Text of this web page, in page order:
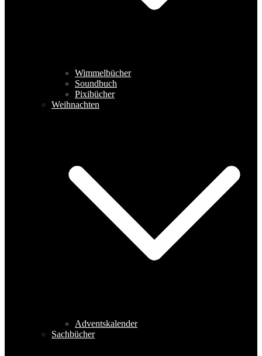
Wimmelbücher
Soundbuch
Pixibücher
Weihnachten
Adventskalender
Sachbücher